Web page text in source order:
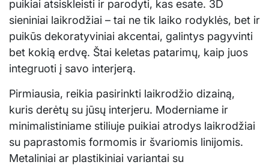
puikiai atsiskleisti ir parodyti, kas esate. 3D
sieniniai laikrodžiai – tai ne tik laiko rodyklės, bet ir
puikūs dekoratyviniai akcentai, galintys pagyvinti
bet kokią erdvę. Štai keletas patarimų, kaip juos
integruoti į savo interjerą.
Pirmiausia, reikia pasirinkti laikrodžio dizainą,
kuris derėtų su jūsų interjeru. Moderniame ir
minimalistiniame stiliuje puikiai atrodys laikrodžiai
su paprastomis formomis ir švariomis linijomis.
Metaliniai ar plastikiniai variantai su